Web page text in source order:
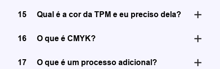
15 Qual é a cor da TPM e eu preciso dela?
16 O que é CMYK?
17 O que é um processo adicional?